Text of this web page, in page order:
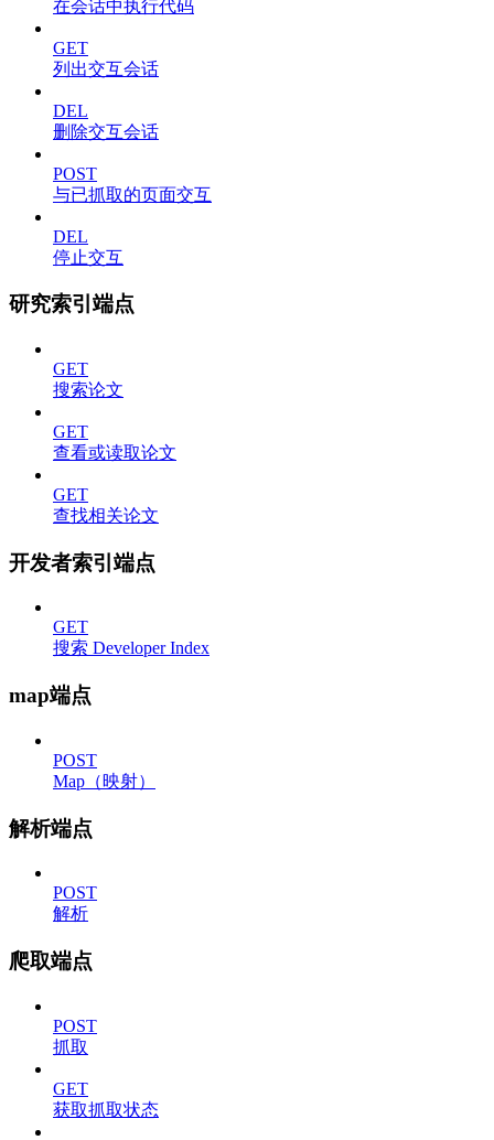
在会话中执行代码
GET
列出交互会话
DEL
删除交互会话
POST
与已抓取的页面交互
DEL
停止交互
研究索引端点
GET
搜索论文
GET
查看或读取论文
GET
查找相关论文
开发者索引端点
GET
搜索 Developer Index
map端点
POST
Map（映射）
解析端点
POST
解析
爬取端点
POST
抓取
GET
获取抓取状态